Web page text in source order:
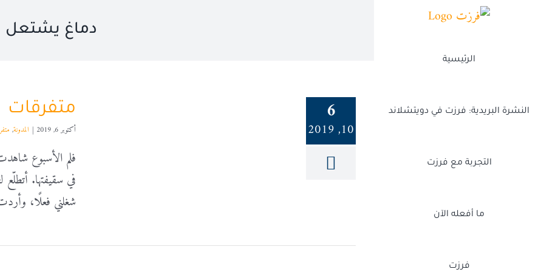
الرئيسية
النشرة البريدية: فرزت في دويتشلاند
التجربة مع فرزت
ما أفعله الآن
فرزت
دماغ يشتعل
6
10, 2019
متفرقات
أكتوبر 6, 2019 | المدونة,
في سقيفتها.
شغلني فعلًا،